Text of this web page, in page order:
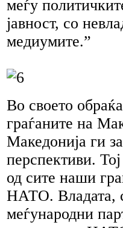
меѓу
јавност, со
медиумите.”
Во своето
граѓаните на
Македонија ги
перспективи.
од сите наши
НАТО. Владата,
меѓународни